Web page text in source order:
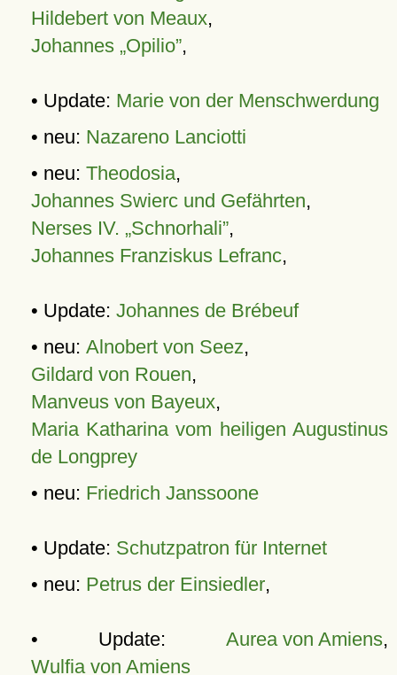
Hildebert von Meaux,
Johannes „Opilio”,
• Update: Marie von der Menschwerdung
• neu: Nazareno Lanciotti
• neu: Theodosia,
Johannes Swierc und Gefährten,
Nerses IV. „Schnorhali”,
Johannes Franziskus Lefranc,
• Update: Johannes de Brébeuf
• neu: Alnobert von Seez,
Gildard von Rouen,
Manveus von Bayeux,
Maria Katharina vom heiligen Augustinus
de Longprey
• neu: Friedrich Janssoone
• Update: Schutzpatron für Internet
• neu: Petrus der Einsiedler,
• Update: Aurea von Amiens,
Wulfia von Amiens